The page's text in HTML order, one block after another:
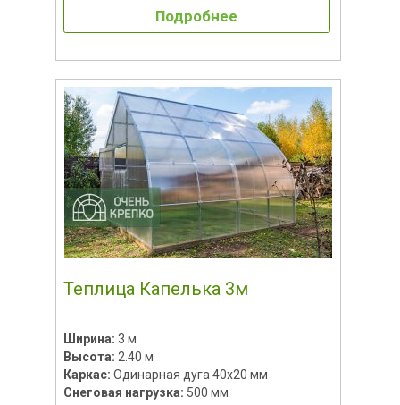
Подробнее
Теплица Капелька 3м
Ширина: 3 м
Высота: 2.40 м
Каркас: Одинарная дуга 40х20 мм
Снеговая нагрузка: 500 мм